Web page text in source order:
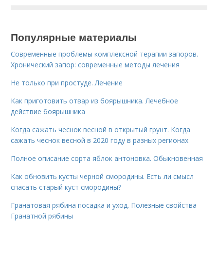
Популярные материалы
Современные проблемы комплексной терапии запоров.
Хронический запор: современные методы лечения
Не только при простуде. Лечение
Как приготовить отвар из боярышника. Лечебное
действие боярышника
Когда сажать чеснок весной в открытый грунт. Когда
сажать чеснок весной в 2020 году в разных регионах
Полное описание сорта яблок антоновка. Обыкновенная
Как обновить кусты черной смородины. Есть ли смысл
спасать старый куст смородины?
Гранатовая рябина посадка и уход. Полезные свойства
Гранатной рябины